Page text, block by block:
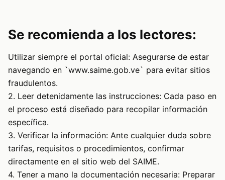
Se recomienda a los lectores:
Utilizar siempre el portal oficial: Asegurarse de estar
navegando en `www.saime.gob.ve` para evitar sitios
fraudulentos.
2. Leer detenidamente las instrucciones: Cada paso en
el proceso está diseñado para recopilar información
específica.
3. Verificar la información: Ante cualquier duda sobre
tarifas, requisitos o procedimientos, confirmar
directamente en el sitio web del SAIME.
4. Tener a mano la documentación necesaria: Preparar